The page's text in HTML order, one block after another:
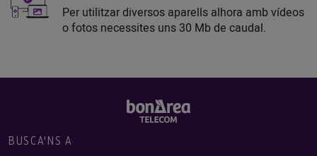
Per utilitzar diversos aparells alhora amb vídeos
o fotos necessites uns 30 Mb de caudal.
BUSCA'NS A